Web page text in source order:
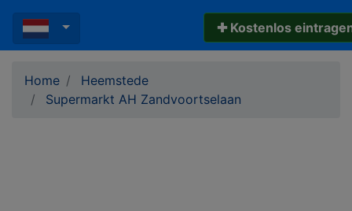
✚ Kostenlos
Home
Heemstede
Supermarkt AH Zandvoortselaan